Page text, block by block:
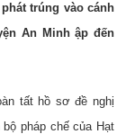
trúng vào cánh
An Minh ập đến
tất hồ sơ đề nghị
pháp chế của Hạt